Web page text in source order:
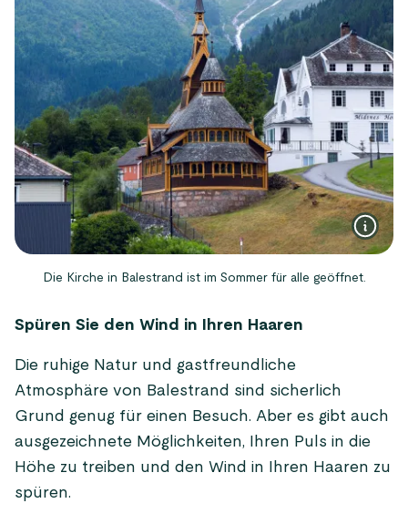
Die Kirche in Balestrand ist im Sommer für alle geöffnet.
Spüren Sie den Wind in Ihren Haaren
Die ruhige Natur und gastfreundliche
Atmosphäre von Balestrand sind sicherlich
Grund genug für einen Besuch. Aber es gibt auch
ausgezeichnete Möglichkeiten, Ihren Puls in die
Höhe zu treiben und den Wind in Ihren Haaren zu
spüren.